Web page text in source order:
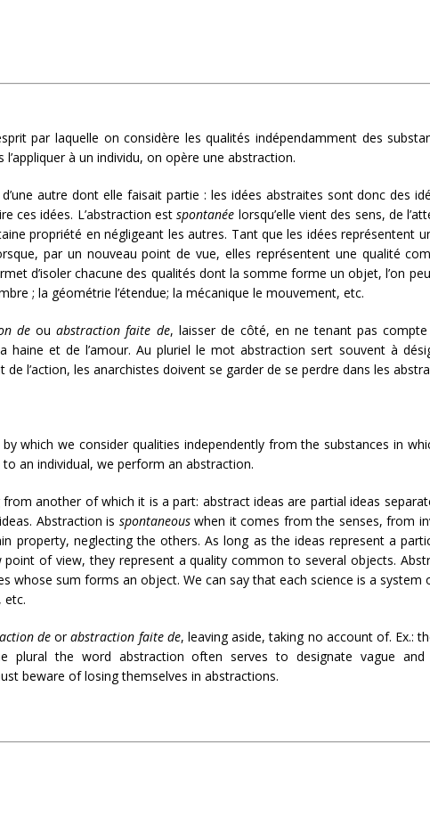
par laquelle on considère les qualités indépendamment des
à un individu, on opère une abstraction.
autre dont elle faisait partie : les idées abstraites sont donc des
ces idées. L’abstraction estspontanée lorsqu’elle vient des sens, de
propriété en négligeant les autres. Tant que les idées représentent
par un nouveau point de vue, elles représentent une qualité
d’isoler chacune des qualités dont la somme forme un objet, l’on
; la géométrie l’étendue; la mécanique le mouvement, etc.
de ouabstraction faite de, laisser de côté, en ne tenant pas compte
haine et de l’amour. Au pluriel le mot abstraction sert souvent à
l’action, les anarchistes doivent se garder de se perdre dans les
which we consider qualities independently from the substances in
an individual, we perform an abstraction.
another of which it is a part: abstract ideas are partial ideas
Abstraction is spontaneouswhen it comes from the senses, from
property, neglecting the others. As long as the ideas represent a
of view, they represent a quality common to several objects.
whose sum forms an object. We can say that each science is a
etc.
de orabstraction faite de, leaving aside, taking no account of. Ex.:
plural the word abstraction often serves to designate vague and
beware of losing themselves in abstractions.